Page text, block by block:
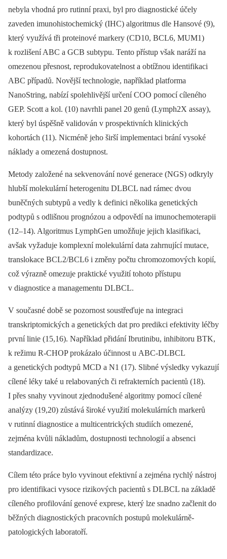
nebyla vhodná pro rutinní praxi, byl pro diagnostické účely
zaveden imunohistochemický (IHC) algoritmus dle Hansové (9),
který využívá tři proteinové markery (CD10, BCL6, MUM1)
k rozlišení ABC a GCB subtypu. Tento přístup však naráží na
omezenou přesnost, reprodukovatelnost a obtížnou identifikaci
ABC případů. Novější technologie, například platforma
NanoString, nabízí spolehlivější určení COO pomocí cíleného
GEP. Scott a kol. (10) navrhli panel 20 genů (Lymph2X assay),
který byl úspěšně validován v prospektivních klinických
kohortách (11). Nicméně jeho širší implementaci brání vysoké
náklady a omezená dostupnost.
Metody založené na sekvenování nové generace (NGS) odkryly
hlubší molekulární heterogenitu DLBCL nad rámec dvou
buněčných subtypů a vedly k definici několika genetických
podtypů s odlišnou prognózou a odpovědí na imunochemoterapii
(12–14). Algoritmus LymphGen umožňuje jejich klasifikaci,
avšak vyžaduje komplexní molekulární data zahrnující mutace,
translokace BCL2/BCL6 i změny počtu chromozomových kopií,
což výrazně omezuje praktické využití tohoto přístupu
v diagnostice a managementu DLBCL.
V současné době se pozornost soustřeďuje na integraci
transkriptomických a genetických dat pro predikci efektivity léčby
první linie (15,16). Například přidání Ibrutinibu, inhibitoru BTK,
k režimu R-CHOP prokázalo účinnost u ABC-DLBCL
a genetických podtypů MCD a N1 (17). Slibné výsledky vykazují
cílené léky také u relabovaných či refrakterních pacientů (18).
I přes snahy vyvinout zjednodušené algoritmy pomocí cílené
analýzy (19,20) zůstává široké využití molekulárních markerů
v rutinní diagnostice a multicentrických studiích omezené,
zejména kvůli nákladům, dostupnosti technologií a absenci
standardizace.
Cílem této práce bylo vyvinout efektivní a zejména rychlý nástroj
pro identifikaci vysoce rizikových pacientů s DLBCL na základě
cíleného profilování genové exprese, který lze snadno začlenit do
běžných diagnostických pracovních postupů molekulárně-
patologických laboratoří.